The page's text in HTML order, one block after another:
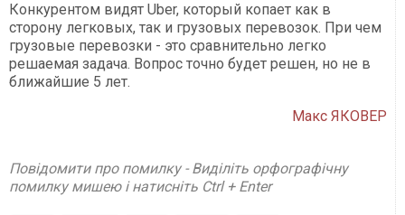
Конкурентом видят Uber, который копает как в
сторону легковых, так и грузовых перевозок. При чем
грузовые перевозки - это сравнительно легко
решаемая задача. Вопрос точно будет решен, но не в
ближайшие 5 лет.
Макс ЯКОВЕР
Повідомити про помилку - Виділіть орфографічну
помилку мишею і натисніть Ctrl + Enter